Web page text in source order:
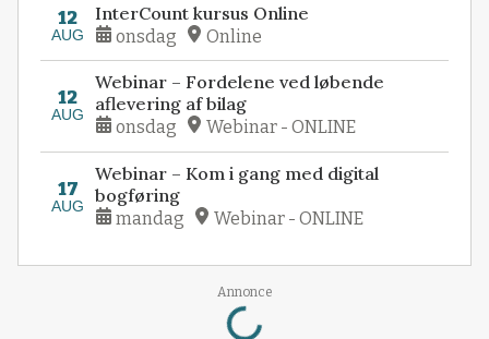
12
AUG
InterCount kursus Online
onsdag Online
12
AUG
Webinar – Fordelene ved løbende
aflevering af bilag
onsdag Webinar - ONLINE
17
AUG
Webinar – Kom i gang med digital
bogføring
mandag Webinar - ONLINE
Annonce
Loading...